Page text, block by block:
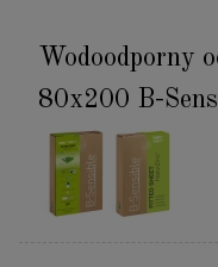
Wodoodporny
80x200 B-